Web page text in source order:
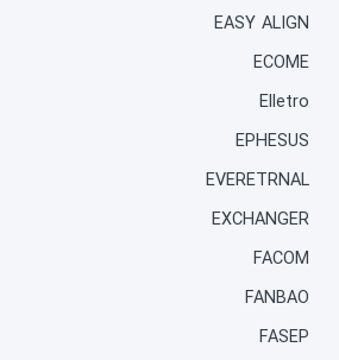
EASY ALIGN
ECOME
Elletro
EPHESUS
EVERETRNAL
EXCHANGER
FACOM
FANBAO
FASEP